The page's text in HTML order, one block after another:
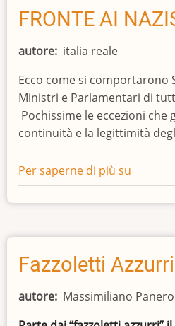
FRONTE AI
autore italia reale
Ecco come si comportarono
Ministri e Parlamentari di
Pochissime le eccezioni che
continuità e la legittimità
Per saperne di più su
DI
STATO
FUGA
DI
FRONTE
AI
Fazzoletti Azzurri
autore Massimiliano Panero